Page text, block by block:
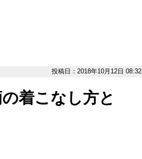
投稿日：2018年10月12日 08:32
着こなし方と